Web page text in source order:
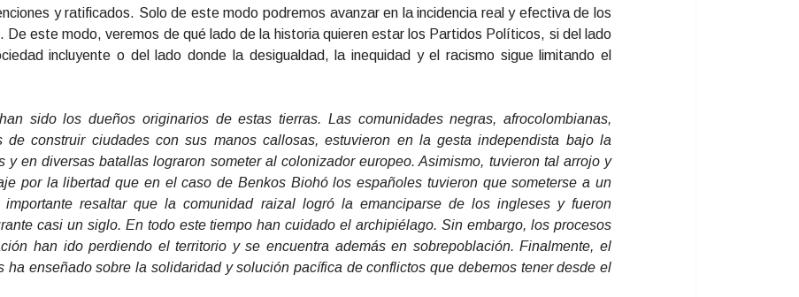
y ratificados. Solo de este modo podremos avanzar en la incidencia real y efectiva de los
De este modo, veremos de qué lado de la historia quieren estar los Partidos Políticos, si del lado
incluyente o del lado donde la desigualdad, la inequidad y el racismo sigue limitando el
sido los dueños originarios de estas tierras. Las comunidades negras, afrocolombianas,
de construir ciudades con sus manos callosas, estuvieron en la gesta independista bajo la
y en diversas batallas lograron someter al colonizador europeo. Asimismo, tuvieron tal arrojo y
por la libertad que en el caso de Benkos Biohó los españoles tuvieron que someterse a un
resaltar que la comunidad raizal logró la emanciparse de los ingleses y fueron
casi un siglo. En todo este tiempo han cuidado el archipiélago. Sin embargo, los procesos
han ido perdiendo el territorio y se encuentra además en sobrepoblación. Finalmente, el
ha enseñado sobre la solidaridad y solución pacífica de conflictos que debemos tener desde el